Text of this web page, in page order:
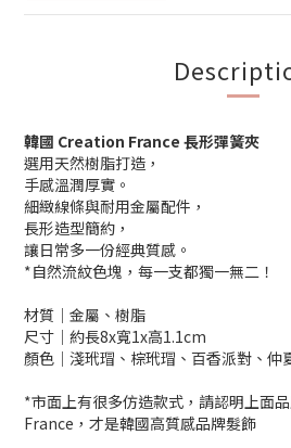
韓國 Creation France 長形彈簧夾
選用天然樹脂打造，
手感溫潤厚實。
細緻線條與耐用金屬配件，
長形造型簡約，
讓日常多一份經典質感。
*自然流紋色塊，每一支都獨一無二！
材質│金屬、樹脂
尺寸│約長8x寬1x高1.1cm
顏色│淺玳瑁、棕玳瑁、百香派對、仲
*市面上有很多仿造款式，請認明上面
France，才是韓國高質感品牌髮飾